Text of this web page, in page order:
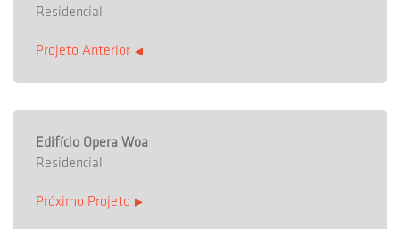
Residencial
Projeto Anterior
Edifício Opera Woa
Residencial
Próximo Projeto